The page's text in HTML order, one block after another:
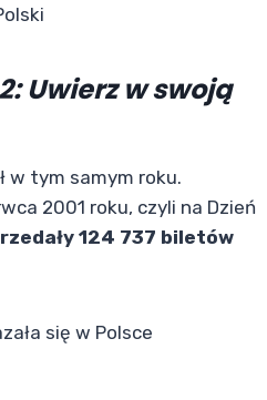
Uwierz w swoją
w tym samym roku.
2001 roku, czyli na Dzień
124 737 biletów
się w Polsce